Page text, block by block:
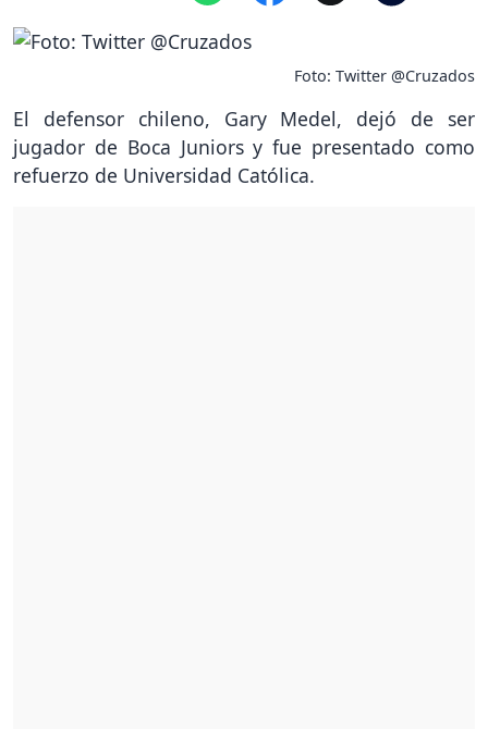
Foto: Twitter @Cruzados
El defensor chileno, Gary Medel, dejó de ser
jugador de Boca Juniors y fue presentado como
refuerzo de Universidad Católica.